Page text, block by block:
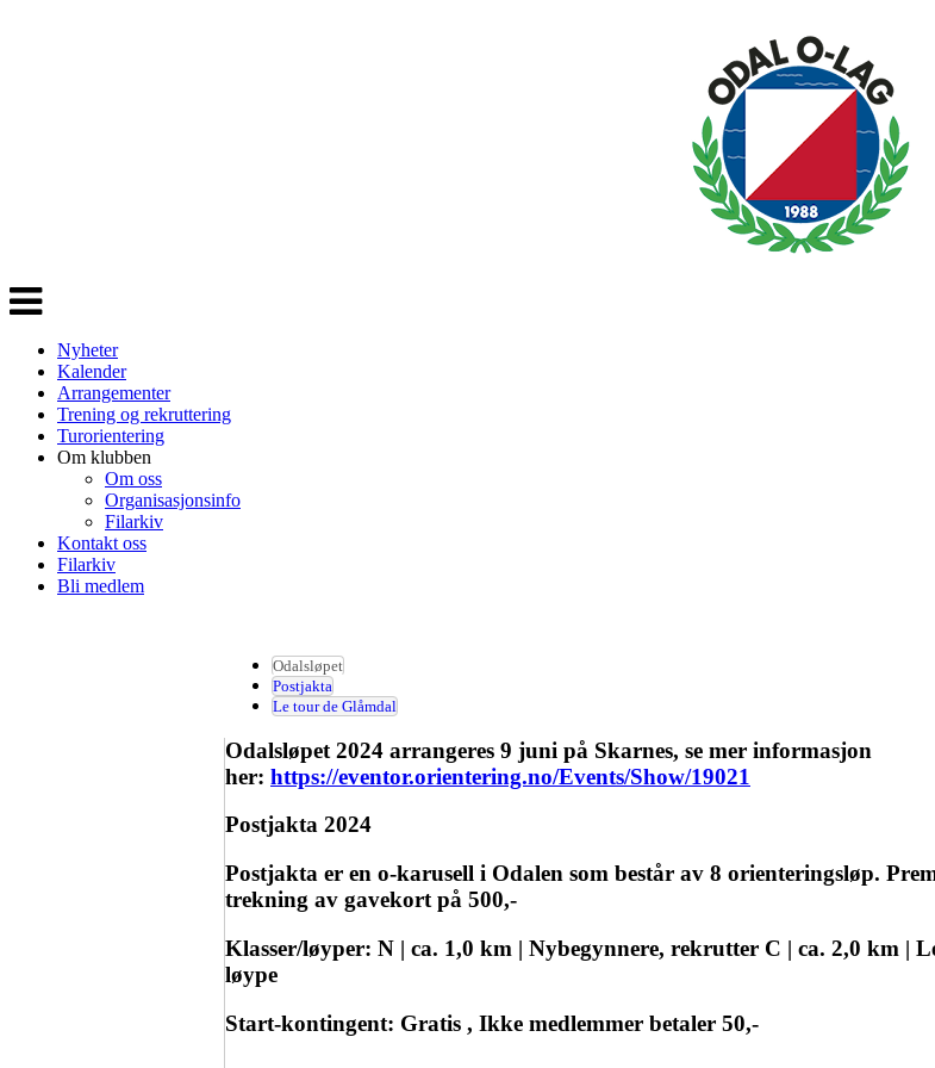
Veksle
navigasjon
Nyheter
Kalender
Arrangementer
Trening og rekruttering
Turorientering
Om klubben
Om oss
Organisasjonsinfo
Filarkiv
Kontakt oss
Filarkiv
Bli medlem
Odalsløpet
Postjakta
Le tour de Glåmdal
Odalsløpet 2024 arrangeres 9 juni på Skarnes, se mer informasjon
her: https://eventor.orientering.no/Events/Show/19021
Postjakta 2024
Postjakta er en o-karusell i Odalen som består av 8 orienteringsløp.
trekning av gavekort på 500,-
Klasser/løyper: N | ca. 1,0 km | Nybegynnere, rekrutter C | ca. 2,0 km |
løype
Start-kontingent: Gratis , Ikke medlemmer betaler 50,-